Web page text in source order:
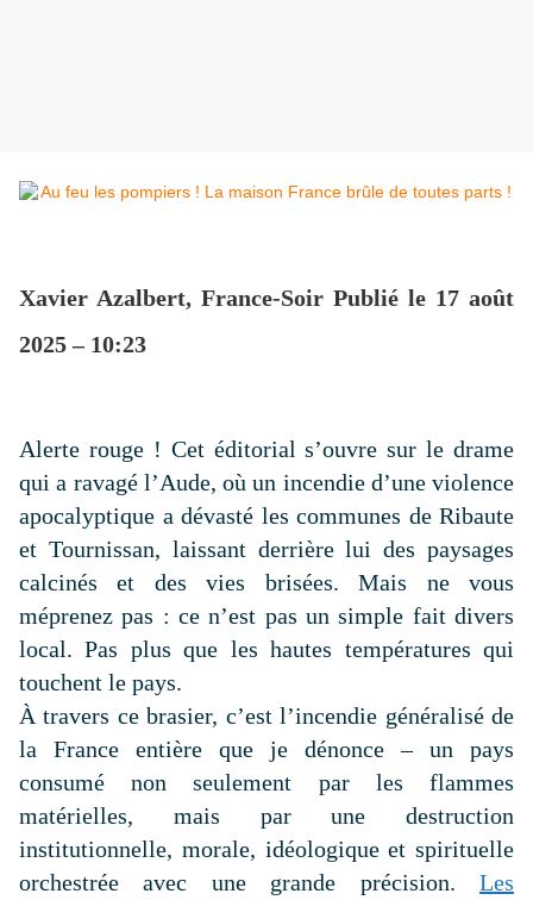
Xavier Azalbert, France-Soir Publié le 17 août
2025 – 10:23
Alerte rouge ! Cet éditorial s’ouvre sur le drame
qui a ravagé l’Aude, où un incendie d’une violence
apocalyptique a dévasté les communes de Ribaute
et Tournissan, laissant derrière lui des paysages
calcinés et des vies brisées. Mais ne vous
méprenez pas : ce n’est pas un simple fait divers
local. Pas plus que les hautes températures qui
touchent le pays.
À travers ce brasier, c’est l’incendie généralisé de
la France entière que je dénonce – un pays
consumé non seulement par les flammes
matérielles, mais par une destruction
institutionnelle, morale, idéologique et spirituelle
orchestrée avec une grande précision. Les